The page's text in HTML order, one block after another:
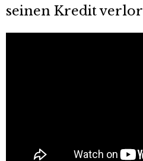
seinen Kredit verlor